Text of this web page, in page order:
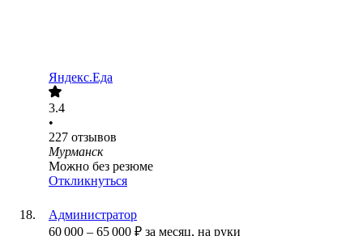
Яндекс.Еда
3.4
•
227 отзывов
Мурманск
Можно без резюме
Откликнуться
Администратор
60 000 – 65 000 ₽ за месяц, на руки